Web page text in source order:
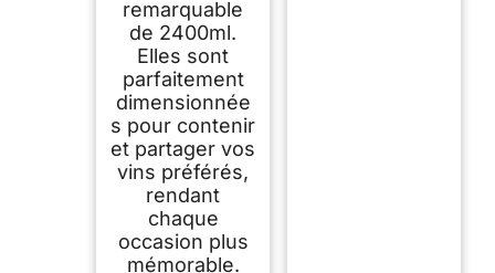
remarquable
de 2400ml.
Elles sont
parfaitement
dimensionnée
s pour contenir
et partager vos
vins préférés,
rendant
chaque
occasion plus
mémorable.